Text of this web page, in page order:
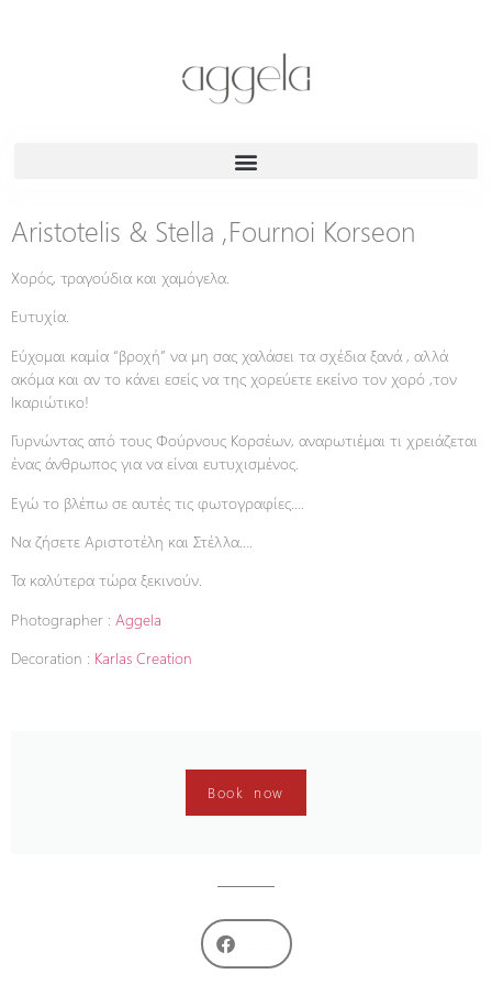
Aristotelis & Stella ,Fournoi Korseon
Χορός, τραγούδια και χαμόγελα.
Ευτυχία.
Εύχομαι καμία “βροχή” να μη σας χαλάσει τα σχέδια ξανά , αλλά
ακόμα και αν το κάνει εσείς να της χορεύετε εκείνο τον χορό ,τον
Ικαριώτικο!
Γυρνώντας από τους Φούρνους Κορσέων, αναρωτιέμαι τι χρειάζεται
ένας άνθρωπος για να είναι ευτυχισμένος.
Εγώ το βλέπω σε αυτές τις φωτογραφίες….
Να ζήσετε Αριστοτέλη και Στέλλα….
Τα καλύτερα τώρα ξεκινούν.
Photographer : Aggela
Decoration : Karlas Creation
Book now